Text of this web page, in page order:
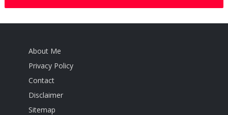
About Me
Privacy Policy
Contact
Disclaimer
Sitemap